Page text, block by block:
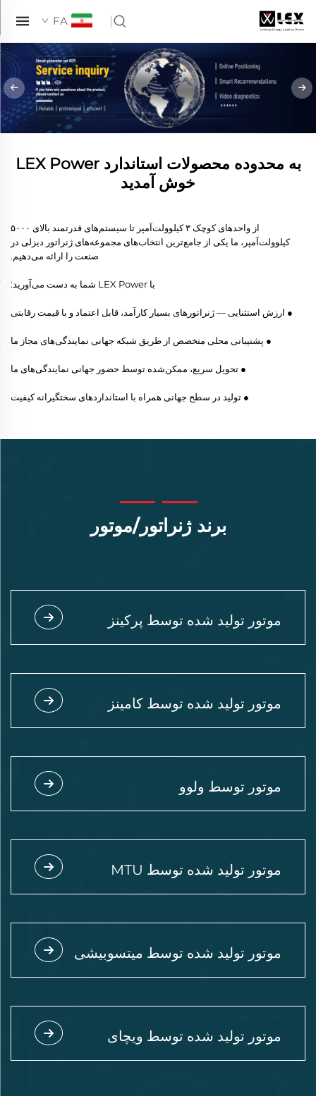
FA
به محدوده محصولات استاندارد LEX Power
خوش آمدید
از واحدهای کوچک ۳ کیلوولت‌آمپر تا سیستم‌های قدرتمند بالای ۵۰۰۰
کیلوولت‌آمپر، ما یکی از جامع‌ترین انتخاب‌های مجموعه‌های ژنراتور دیزلی در
صنعت را ارائه می‌دهیم.
با LEX Power شما به دست می‌آورید:
● ارزش استثنایی — ژنراتورهای بسیار کارآمد، قابل اعتماد و با قیمت رقابتی
● پشتیبانی محلی متخصص از طریق شبکه جهانی نمایندگی‌های مجاز ما
● تحویل سریع، ممکن‌شده توسط حضور جهانی نمایندگی‌های ما
● تولید در سطح جهانی همراه با استانداردهای سختگیرانه کیفیت
برند ژنراتور/موتور
موتور تولید شده توسط پرکینز
موتور تولید شده توسط کامینز
موتور توسط ولوو
موتور تولید شده توسط MTU
موتور تولید شده توسط میتسوبیشی
موتور تولید شده توسط ویچای